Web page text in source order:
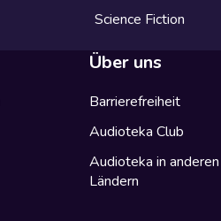
Science Fiction
Über uns
Barrierefreiheit
Audioteka Club
Audioteka in anderen
Ländern